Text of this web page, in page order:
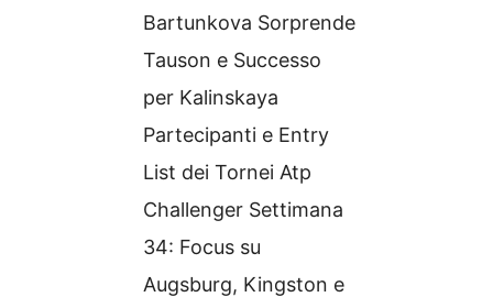
Bartunkova Sorprende
Tauson e Successo
per Kalinskaya
Partecipanti e Entry
List dei Tornei Atp
Challenger Settimana
34: Focus su
Augsburg, Kingston e